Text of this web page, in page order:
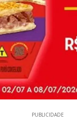
PUBLICIDADE